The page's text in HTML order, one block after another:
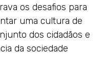
os desafios para
uma cultura de
dos cidadãos e
da sociedade